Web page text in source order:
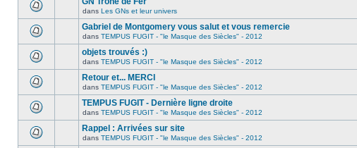
dans Les GNs et leur univers
Gabriel de Montgomery vous salut et vous remercie
dans TEMPUS FUGIT - "le Masque des Siècles" - 2012
objets trouvés :)
dans TEMPUS FUGIT - "le Masque des Siècles" - 2012
Retour et... MERCI
dans TEMPUS FUGIT - "le Masque des Siècles" - 2012
TEMPUS FUGIT - Dernière ligne droite
dans TEMPUS FUGIT - "le Masque des Siècles" - 2012
Rappel : Arrivées sur site
dans TEMPUS FUGIT - "le Masque des Siècles" - 2012